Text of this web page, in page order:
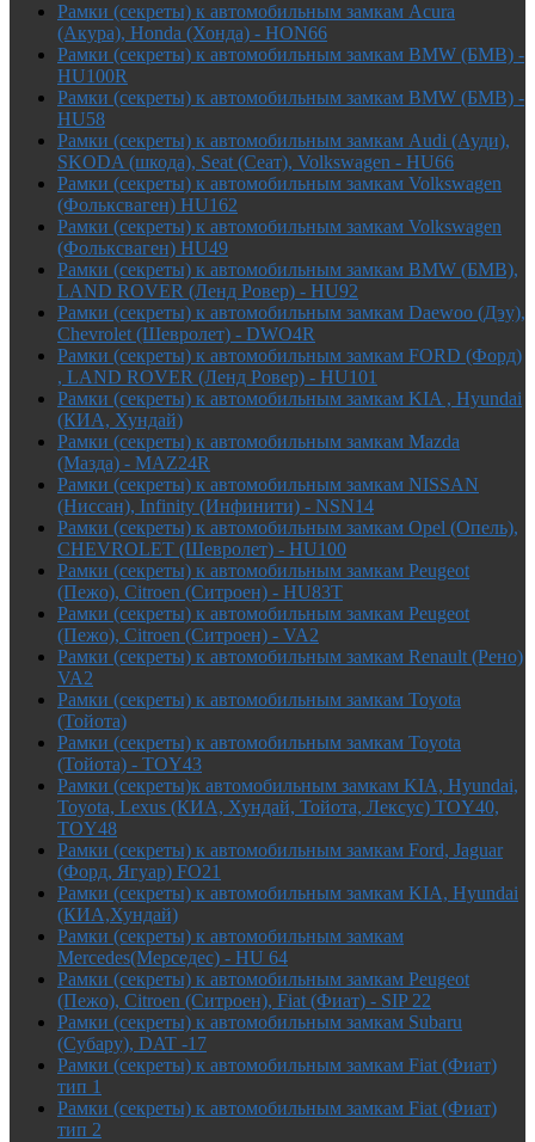
Рамки (секреты) к автомобильным замкам Acura
(Акура), Honda (Хонда) - HON66
Рамки (секреты) к автомобильным замкам BMW (БМВ) -
HU100R
Рамки (секреты) к автомобильным замкам BMW (БМВ) -
HU58
Рамки (секреты) к автомобильным замкам Audi (Ауди),
SKODA (шкода), Seat (Сеат), Volkswagen - HU66
Рамки (секреты) к автомобильным замкам Volkswagen
(Фольксваген) HU162
Рамки (секреты) к автомобильным замкам Volkswagen
(Фольксваген) HU49
Рамки (секреты) к автомобильным замкам BMW (БМВ),
LAND ROVER (Ленд Ровер) - HU92
Рамки (секреты) к автомобильным замкам Daewoo (Дэу),
Chevrolet (Шевролет) - DWO4R
Рамки (секреты) к автомобильным замкам FORD (Форд)
, LAND ROVER (Ленд Ровер) - HU101
Рамки (секреты) к автомобильным замкам KIA , Hyundai
(КИА, Хундай)
Рамки (секреты) к автомобильным замкам Mazda
(Мазда) - MAZ24R
Рамки (секреты) к автомобильным замкам NISSAN
(Ниссан), Infinity (Инфинити) - NSN14
Рамки (секреты) к автомобильным замкам Opel (Опель),
CHEVROLET (Шевролет) - HU100
Рамки (секреты) к автомобильным замкам Peugeot
(Пежо), Citroen (Ситроен) - HU83T
Рамки (секреты) к автомобильным замкам Peugeot
(Пежо), Citroen (Ситроен) - VA2
Рамки (секреты) к автомобильным замкам Renault (Рено)
VA2
Рамки (секреты) к автомобильным замкам Toyota
(Тойота)
Рамки (секреты) к автомобильным замкам Toyota
(Тойота) - TOY43
Рамки (секреты)к автомобильным замкам KIA, Hyundai,
Toyota, Lexus (КИА, Хундай, Тойота, Лексус) TOY40,
TOY48
Рамки (секреты) к автомобильным замкам Ford, Jaguar
(Форд, Ягуар) FO21
Рамки (секреты) к автомобильным замкам KIA, Hyundai
(КИА,Хундай)
Рамки (секреты) к автомобильным замкам
Mercedes(Мерседес) - HU 64
Рамки (секреты) к автомобильным замкам Peugeot
(Пежо), Citroen (Ситроен), Fiat (Фиат) - SIP 22
Рамки (секреты) к автомобильным замкам Subaru
(Субару), DAT -17
Рамки (секреты) к автомобильным замкам Fiat (Фиат)
тип 1
Рамки (секреты) к автомобильным замкам Fiat (Фиат)
тип 2